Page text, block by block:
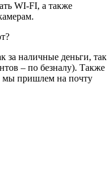
WI-FI, а также
за наличные деньги, так
– по безналу). Также
мы пришлем на почту